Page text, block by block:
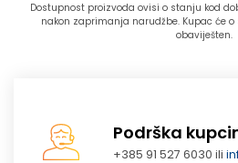
Dostupnost proizvoda ovisi o stanju kod
nakon zaprimanja narudžbe. Kupac će
obaviješten.
Podrška
+385 91 527 6030 ili